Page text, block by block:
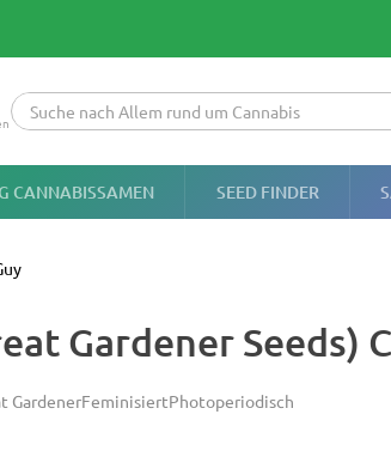
CANNABISSAMEN SEED FINDER
Gardener Seeds)
GardenerFeminisiertPhotoperiodisch